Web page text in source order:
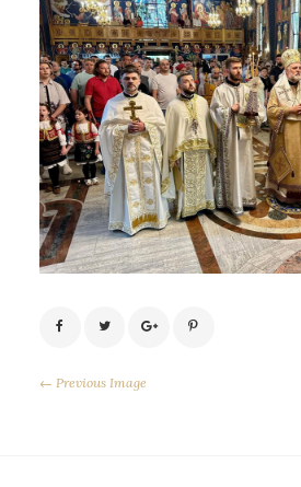
← Previous Image